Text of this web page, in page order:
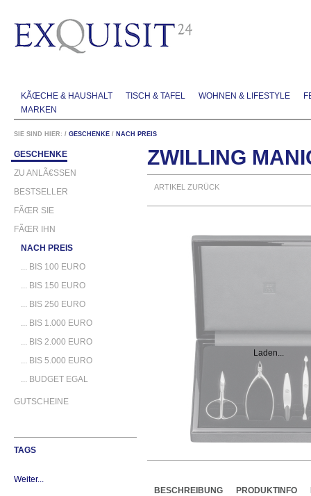
KÃŒCHE & HAUSHALT TISCH & TAFEL WOHNEN & LIFESTYLE
MARKEN
SIE SIND HIER: / GESCHENKE / NACH PREIS
GESCHENKE
ZU ANLÃ€SSEN
BESTSELLER
FÃŒR SIE
FÃŒR IHN
NACH PREIS
... BIS 100 EURO
... BIS 150 EURO
... BIS 250 EURO
... BIS 1.000 EURO
... BIS 2.000 EURO
... BIS 5.000 EURO
... BUDGET EGAL
GUTSCHEINE
TAGS
Weiter...
ZWILLING
ARTIKEL ZURÜCK
Laden...
BESCHREIBUNG PRODUKTINFO